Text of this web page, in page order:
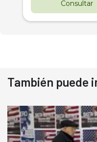
Consultar
También puede